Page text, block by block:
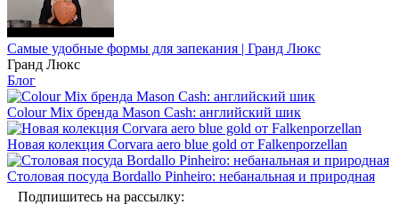
Самые удобные формы для запекания | Гранд Люкс
Гранд Люкс
Блог
Colour Mix бренда Mason Cash: английский шик
Новая колекция Corvara aero blue gold от Falkenporzellan
Столовая посуда Bordallo Pinheiro: небанальная и природная
Подпишитесь на рассылку: